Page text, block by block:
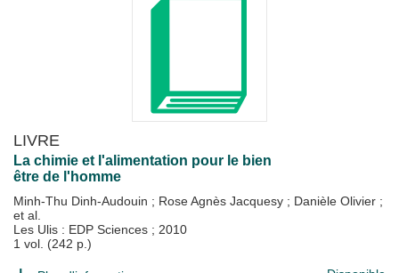
LIVRE
La chimie et l'alimentation pour le bien
être de l'homme
Minh-Thu Dinh-Audouin ; Rose Agnès Jacquesy ; Danièle Olivier ;
et al.
Les Ulis : EDP Sciences ; 2010
1 vol. (242 p.)